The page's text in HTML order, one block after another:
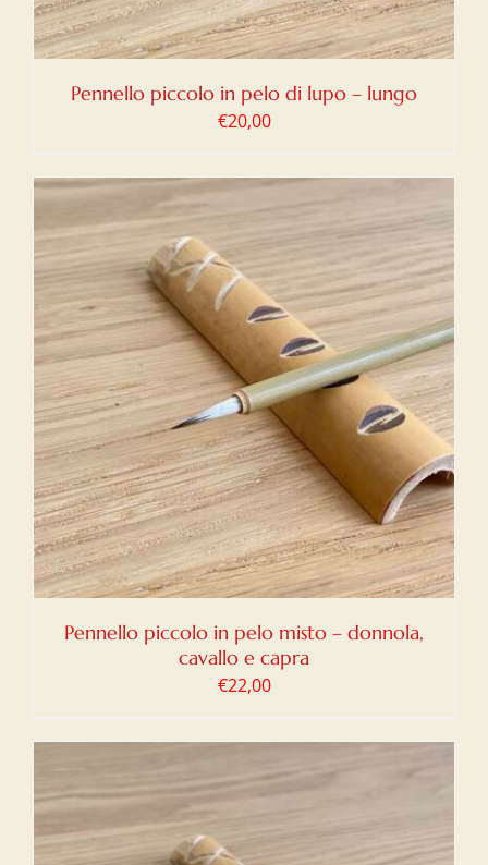
Pennello piccolo in pelo di lupo – lungo
€20,00
Pennello piccolo in pelo misto – donnola,
cavallo e capra
€22,00